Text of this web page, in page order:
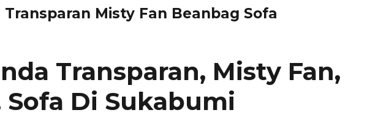
Transparan Misty Fan Beanbag Sofa
Transparan, Misty Fan,
Sofa Di Sukabumi